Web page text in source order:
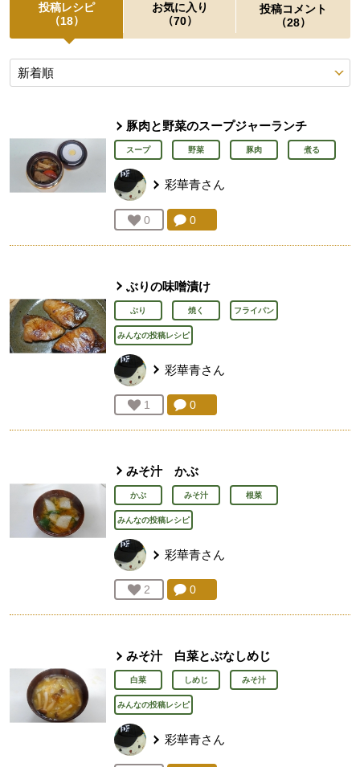
投稿レシピ
（18）
お気に入り
（70）
投稿コメント
（28）
投稿レシピ
豚肉と野菜のスープジャーランチ
スープ 野菜 豚肉 煮る
彩華青さん
お気に入り登録：
0 人が登録コメント：
0
ぶりの味噌漬け
ぶり 焼く フライパン
みんなの投稿レシピ
彩華青さん
お気に入り登録：
1 人が登録コメント：
0
みそ汁 かぶ
かぶ みそ汁 根菜
みんなの投稿レシピ
彩華青さん
お気に入り登録：
2 人が登録コメント：
0
みそ汁 白菜とぶなしめじ
白菜 しめじ みそ汁
みんなの投稿レシピ
彩華青さん